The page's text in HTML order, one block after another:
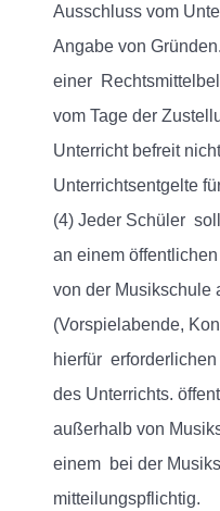
Ausschluss vom
Angabe von
einer
vom Tage der
Unterricht befreit
Unterrichtsentgelte
(4) Jeder Schüler
an einem
von der Musikschule
(Vorspielabende,
hierfür
des Unterrichts.
außerhalb von
einem bei der
mitteilungspflichtig.